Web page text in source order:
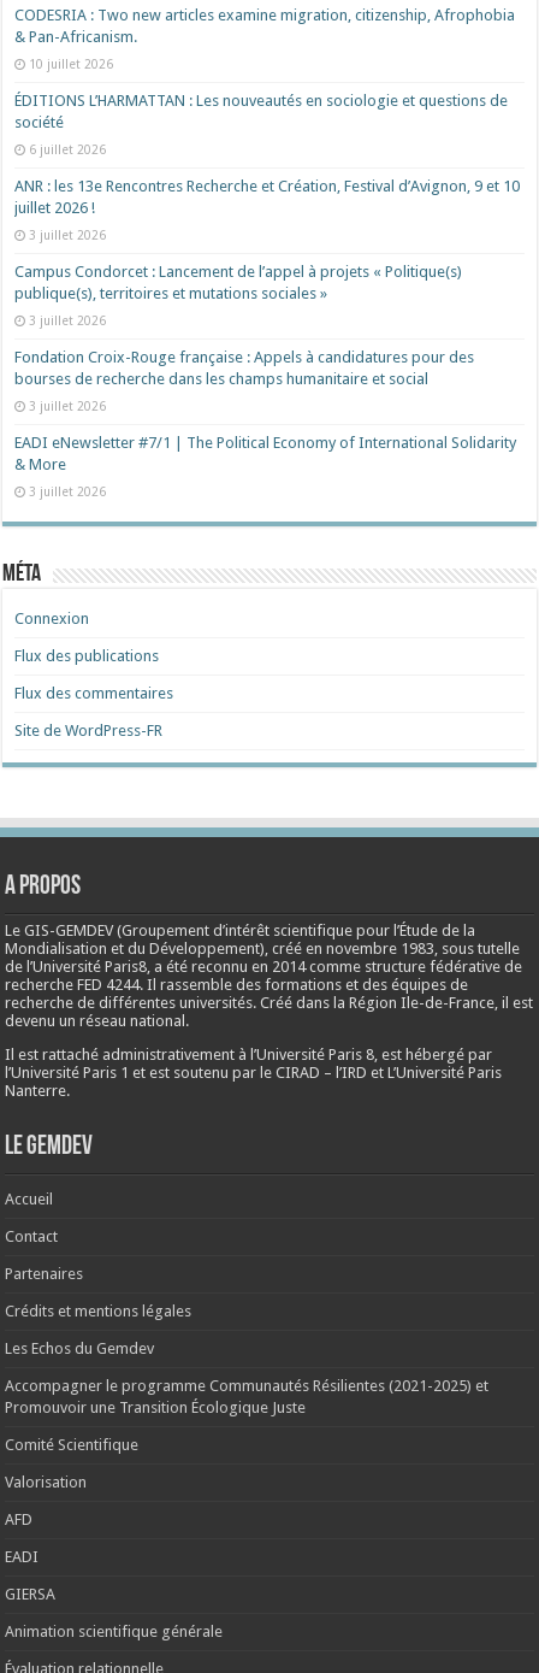
CODESRIA : Two new articles examine migration, citizenship, Afrophobia
& Pan-Africanism.
10 juillet 2026
ÉDITIONS L’HARMATTAN : Les nouveautés en sociologie et questions de
société
6 juillet 2026
ANR : les 13e Rencontres Recherche et Création, Festival d’Avignon, 9 et 10
juillet 2026 !
3 juillet 2026
Campus Condorcet : Lancement de l’appel à projets « Politique(s)
publique(s), territoires et mutations sociales »
3 juillet 2026
Fondation Croix-Rouge française : Appels à candidatures pour des
bourses de recherche dans les champs humanitaire et social
3 juillet 2026
EADI eNewsletter #7/1 | The Political Economy of International Solidarity
& More
3 juillet 2026
Méta
Connexion
Flux des publications
Flux des commentaires
Site de WordPress-FR
A propos
Le GIS-GEMDEV (Groupement d’intérêt scientifique pour l’Étude de la
Mondialisation et du Développement), créé ennovembre 1983 , sous tutelle
de l’Université Paris8, a été reconnu en 2014 comme structure fédérative de
recherche FED 4244. Il rassemble des formations et des équipes de
recherche de différentes universités. Créé dans la Région Ile-de-France, il est
devenu un réseau national.
Il est rattaché administrativement à l’Université Paris 8, est hébergé par
l’Université Paris 1 et est soutenu par le CIRAD – l’IRD et L’Université Paris
Nanterre.
Le Gemdev
Accueil
Contact
Partenaires
Crédits et mentions légales
Les Echos du Gemdev
Accompagner le programme Communautés Résilientes (2021-2025) et
Promouvoir une Transition Écologique Juste
Comité Scientifique
Valorisation
AFD
EADI
GIERSA
Animation scientifique générale
Évaluation relationnelle